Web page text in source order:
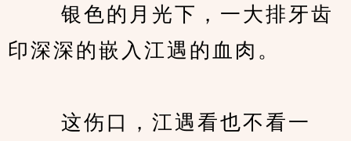
银色的月光下，一大排牙齿
印深深的嵌入江遇的血肉。
这伤口，江遇看也不看一